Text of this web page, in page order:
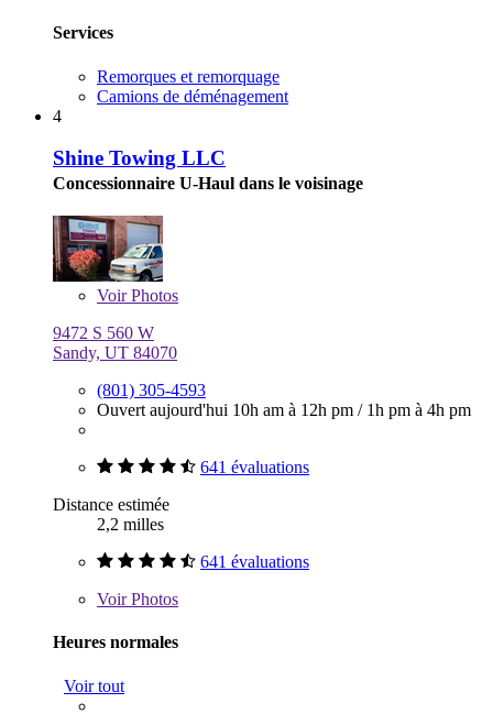
Services
Remorques et remorquage
Camions de déménagement
4
Shine Towing LLC
Concessionnaire U-Haul dans le voisinage
VoirPhotos
9472 S 560 W
Sandy, UT 84070
(801) 305-4593
Ouvert aujourd'hui 10h am à 12h pm / 1h pm à 4h pm
641 évaluations
Distance estimée
2,2 milles
641 évaluations
VoirPhotos
Heures normales
Voir tout